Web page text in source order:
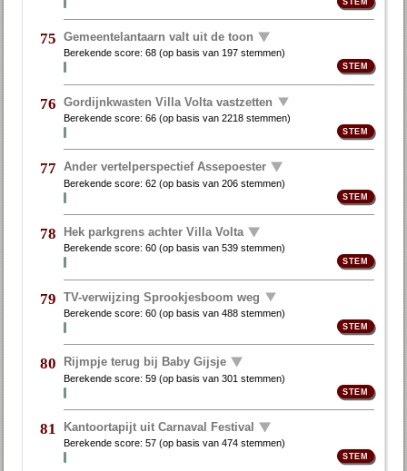
75 Gemeentelantaarn valt uit de toon
Berekende score:68 (op basis van 197 stemmen)
76 Gordijnkwasten Villa Volta vastzetten
Berekende score:66 (op basis van2218 stemmen)
77 Ander vertelperspectief Assepoester
Berekende score:62 (op basis van206 stemmen)
78 Hek parkgrens achter Villa Volta
Berekende score:60 (op basis van539 stemmen)
79 TV-verwijzing Sprookjesboom weg
Berekende score:60 (op basis van488 stemmen)
80 Rijmpje terug bij Baby Gijsje
Berekende score:59 (op basis van301 stemmen)
81 Kantoortapijt uit Carnaval Festival
Berekende score:57 (op basis van474 stemmen)